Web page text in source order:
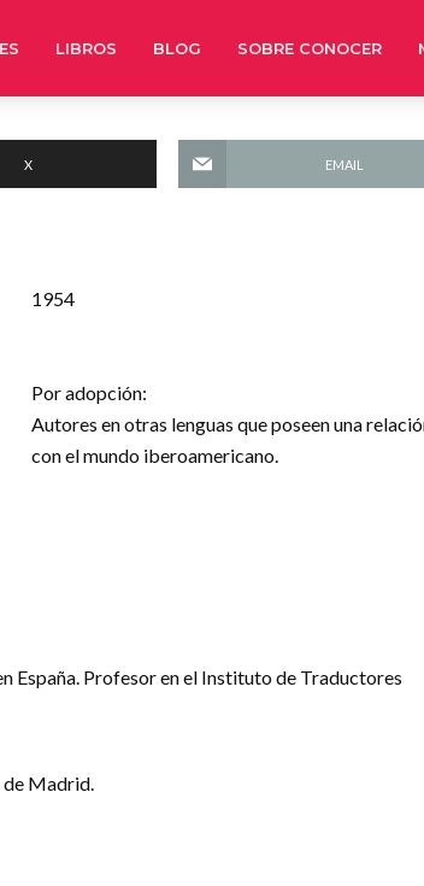
LIBROS BLOG SOBRE CONOCER
X EMAIL
1954
Por adopción:
Autores en otras lenguas que poseen una
con el mundo iberoamericano.
España. Profesor en el Instituto de Traductores
de Madrid.